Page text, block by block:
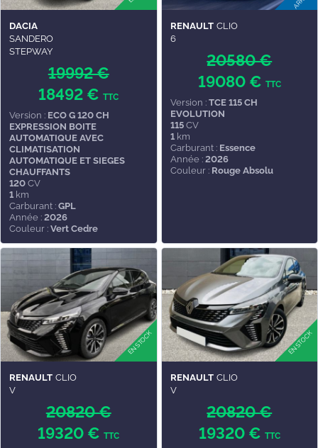
DACIA
SANDERO
STEPWAY
19992 €
18492 €TTC
Version : ECO G 120 CH
EXPRESSION BOITE
AUTOMATIQUE AVEC
CLIMATISATION
AUTOMATIQUE ET SIEGES
CHAUFFANTS
120 CV
1 km
Carburant : GPL
Année : 2026
Couleur : Vert Cedre
RENAULT CLIO
6
20580 €
19080 € TTC
Version : TCE 115 CH
EVOLUTION
115CV
1km
Carburant : Essence
Année : 2026
Couleur : Rouge Absolu
RENAULT CLIO
V
20820 €
19320 €TTC
RENAULT CLIO
V
20820 €
19320 € TTC